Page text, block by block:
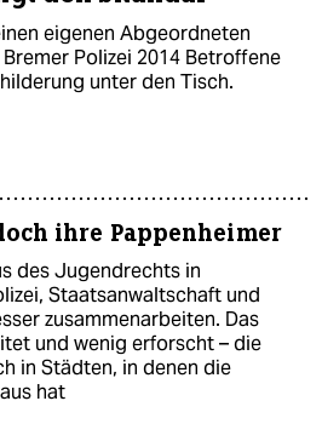
eigenen Abgeordneten
Polizei 2014 Betroffene
unter den Tisch.
ihre Pappenheimer
des Jugendrechts in
Staatsanwaltschaft und
zusammenarbeiten. Das
und wenig erforscht – die
in Städten, in denen die
hat